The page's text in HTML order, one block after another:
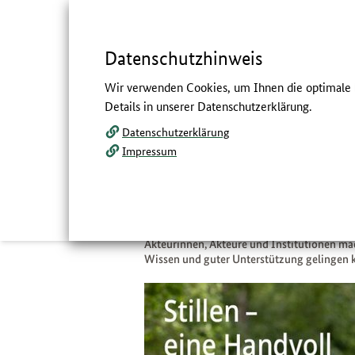
Navigation
und
Service
Hauptmenü
Servicemenü
Volltextsuche
Weltstillwoche:
Akteurinnen, Akteure und Institutionen
Wissen und guter Unterstützung gelingen
Datenschutzhinweis
Wir verwenden Cookies, um Ihnen die
Details in unserer Datenschutzerklärung.
Datenschutzerklärung
Impressum